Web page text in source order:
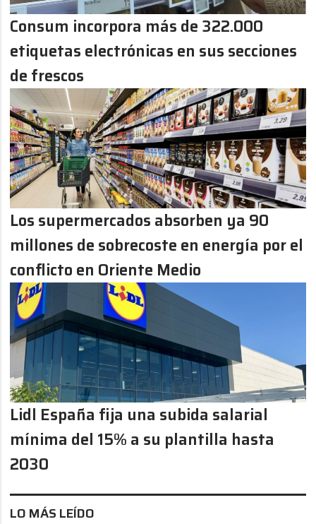
LO MÁS LEÍDO
Consum incorpora más de 322.000
etiquetas electrónicas en sus secciones
de frescos
Los supermercados absorben ya 90
millones de sobrecoste en energía por el
conflicto en Oriente Medio
Lidl España fija una subida salarial
mínima del 15% a su plantilla hasta
2030